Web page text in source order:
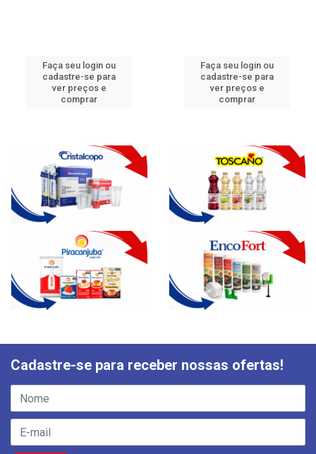
Faça seu login ou
cadastre-se para
ver preços e
comprar
Faça seu login ou
cadastre-se para
ver preços e
comprar
Cadastre-se para receber nossas ofertas!